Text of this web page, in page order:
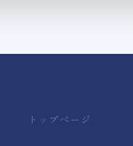
トップページ